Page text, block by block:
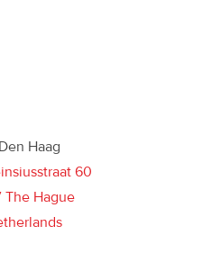
Haag
60
The Hague